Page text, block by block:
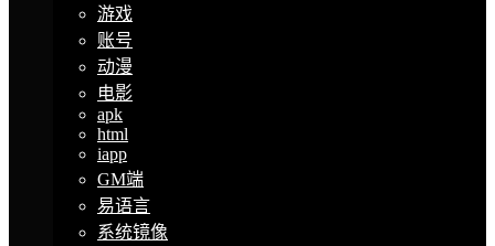
游戏
账号
动漫
电影
apk
html
iapp
GM端
易语言
系统镜像